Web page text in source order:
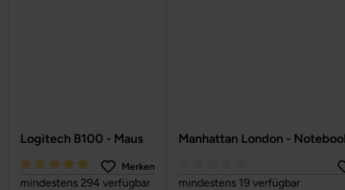
Logitech B100 - Maus
Durchschnittliche Bewertung von 5 von 5 Sternen
Merken
mindestens 294 verfügbar
Manhattan London -
Durchschnittliche Bewertung von
mindestens 19 verfügbar